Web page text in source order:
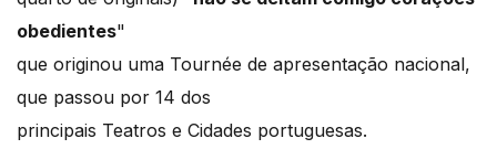
obedientes"
que originou uma Tournée de apresentação nacional,
que passou por 14 dos
principais Teatros e Cidades portuguesas.